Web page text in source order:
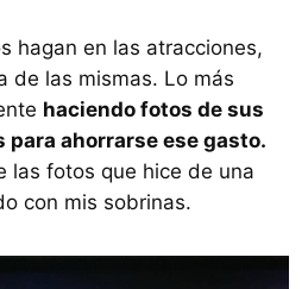
hagan en las atracciones,
de las mismas. Lo más
haciendo fotos de sus
ahorrarse ese gasto.
las fotos que hice de una
con mis sobrinas.